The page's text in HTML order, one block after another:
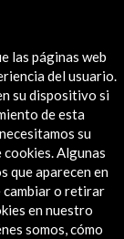
último boletín
las páginas web
del usuario.
su dispositivo si
de esta
su
Algunas
que aparecen en
cambiar o retirar
en nuestro
somos, cómo